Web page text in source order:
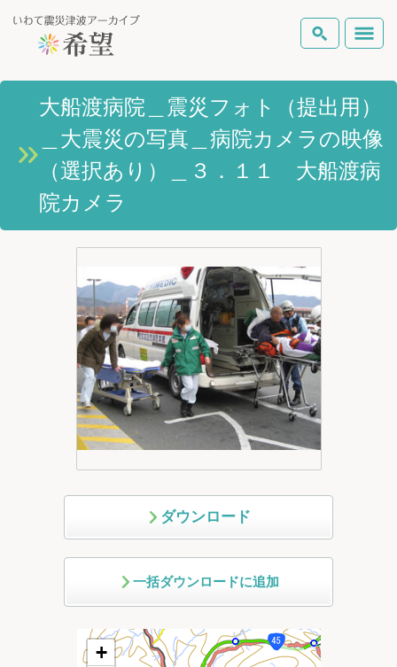
いわて震災津波アーカイブとは
岩手県の被害状況
復興の軌跡
Foreign Laguage
検索
テーマから探す 地図から探す 詳細検索
大船渡病院＿震災フォト（提出用）
＿大震災の写真＿病院カメラの映像
（選択あり）＿３．１１ 大船渡病
院カメラ
ダウンロード
一括ダウンロードに追加
+